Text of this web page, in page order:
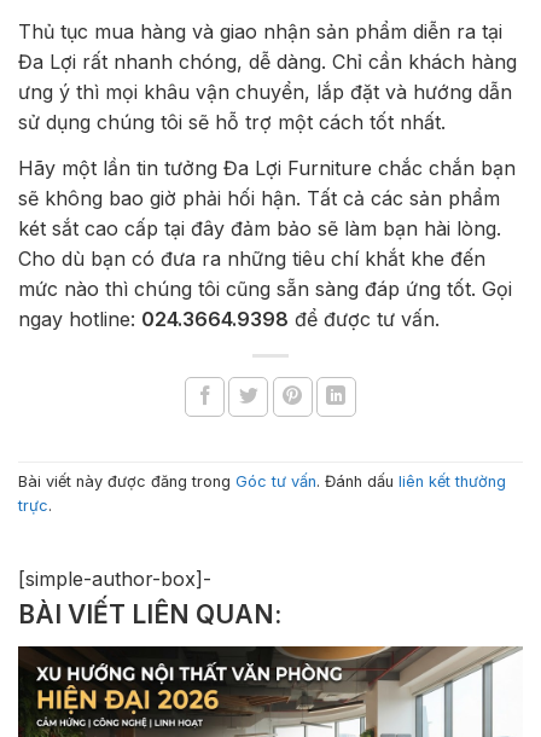
Thủ tục mua hàng và giao nhận sản phẩm diễn ra tại
Đa Lợi rất nhanh chóng, dễ dàng. Chỉ cần khách hàng
ưng ý thì mọi khâu vận chuyển, lắp đặt và hướng dẫn
sử dụng chúng tôi sẽ hỗ trợ một cách tốt nhất.
Hãy một lần tin tưởng Đa Lợi Furniture chắc chắn bạn
sẽ không bao giờ phải hối hận. Tất cả các sản phẩm
két sắt cao cấp tại đây đảm bảo sẽ làm bạn hài lòng.
Cho dù bạn có đưa ra những tiêu chí khắt khe đến
mức nào thì chúng tôi cũng sẵn sàng đáp ứng tốt. Gọi
ngay hotline: 024.3664.9398 để được tư vấn.
Bài viết này được đăng trong Góc tư vấn. Đánh dấu liên kết thường
trực.
[simple-author-box]-
BÀI VIẾT LIÊN QUAN: